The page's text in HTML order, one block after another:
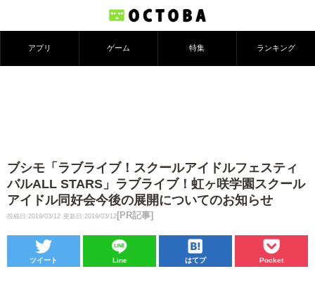
アプリ ゲーム 特集 ランキング
ブシモ「ラブライブ！スクールアイドルフェスティ
バルALL STARS」ラブライブ！虹ヶ咲学園スクール
アイドル同好会今後の展開についてのお知らせ
投稿日:2019/03/12 更新日:2019/03/12 [PR記事]
ツイート Line はてブ Pocket